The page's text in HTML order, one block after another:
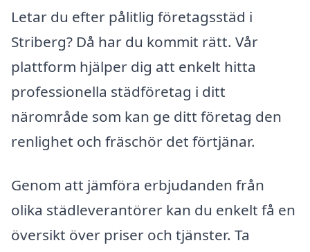
Letar du efter pålitlig företagsstäd i
Striberg? Då har du kommit rätt. Vår
plattform hjälper dig att enkelt hitta
professionella städföretag i ditt
närområde som kan ge ditt företag den
renlighet och fräschör det förtjänar.
Genom att jämföra erbjudanden från
olika städleverantörer kan du enkelt få en
översikt över priser och tjänster. Ta